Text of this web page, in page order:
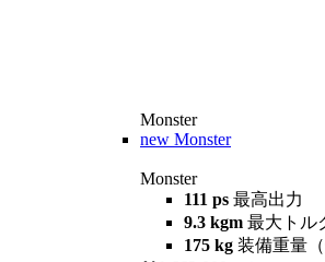
Monster
new Monster
Monster
111 ps 最高出力
9.3 kgm 最大トル
175 kg 装備重量